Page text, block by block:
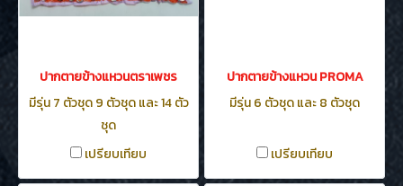
ปากตายข้างแหวนตราเพชร
มีรุ่น 7 ตัวชุด 9 ตัวชุด และ 14 ตัว
ชุด
เปรียบเทียบ
ปากตายข้างแหวน PROMA
มีรุ่น 6 ตัวชุด และ 8 ตัวชุด
เปรียบเทียบ